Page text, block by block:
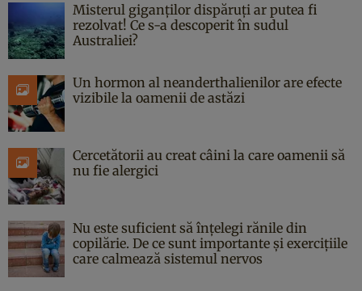
Misterul giganților dispăruți ar putea fi
rezolvat! Ce s-a descoperit în sudul
Australiei?
Un hormon al neanderthalienilor are efecte
vizibile la oamenii de astăzi
Cercetătorii au creat câini la care oamenii să
nu fie alergici
Nu este suficient să înțelegi rănile din
copilărie. De ce sunt importante și exercițiile
care calmează sistemul nervos